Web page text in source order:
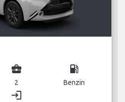
business_center
2
local_gas_station
Benzin
login